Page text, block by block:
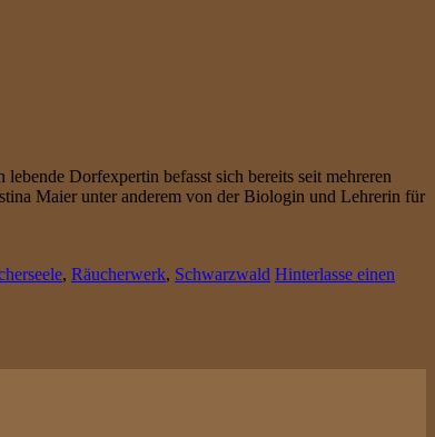
Dorfexpertin befasst sich bereits seit mehreren
Maier unter anderem von der Biologin und Lehrerin für
, Räucherwerk, Schwarzwald Hinterlasse einen